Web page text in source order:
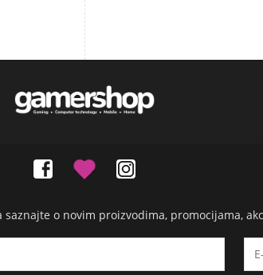
o novim proizvodima, promocijama,